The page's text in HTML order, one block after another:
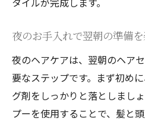
夜のお手入れで翌朝の準備
夜のヘアケアは、翌朝のヘア
要なステップです。まず初め
グ剤をしっかりと落としまし
プーを使用することで、髪と